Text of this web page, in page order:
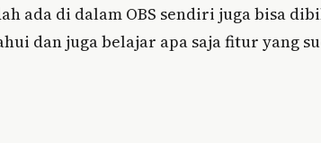
ada di dalam OBS sendiri juga bisa
dan juga belajar apa saja fitur yang